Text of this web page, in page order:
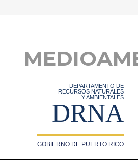
DEPARTAMENTO DE
RECURSOS NATURALES
Y AMBIENTALES
DRNA
GOBIERNO DE PUERTO RICO